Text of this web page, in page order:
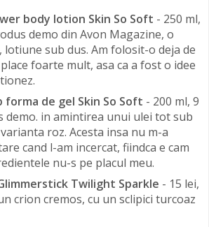
body lotion Skin So Soft - 250 ml,
demo din Avon Magazine, o
lotiune sub dus. Am folosit-o deja de
foarte mult, asa ca a fost o idee
forma de gel Skin So Soft - 200 ml, 9
demo. in amintirea unui ulei tot sub
roz. Acesta insa nu m-a
cand l-am incercat, fiindca e cam
nu-s pe placul meu.
Twilight Sparkle - 15 lei,
crion cremos, cu un sclipici turcoaz